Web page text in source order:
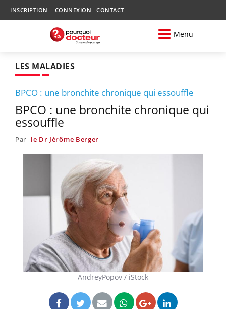
INSCRIPTION CONNEXION CONTACT
Menu
LES MALADIES
BPCO : une bronchite chronique qui essouffle
BPCO : une bronchite chronique qui
essouffle
Par le Dr Jérôme Berger
AndreyPopov / iStock